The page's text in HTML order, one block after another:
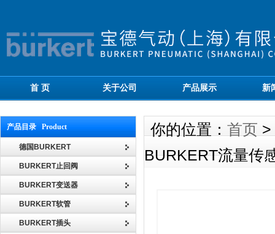
首 页 关于公司 产品展示 新
产品目录 Product
德国BURKERT
BURKERT止回阀
BURKERT变送器
BURKERT软管
BURKERT插头
你的位置： 首页 >
BURKERT流量传